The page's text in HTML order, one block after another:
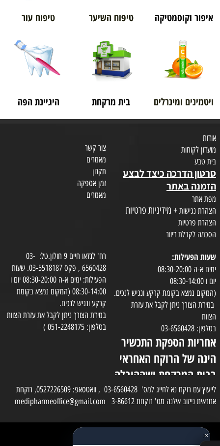
איפור וקוסמטיקה טיפוח השיער טיפוח עור
ויטמינים ומינרלים בית מרקחת היגיינת הפה
אודות
מועדון לקוחות
בית טבע
סרטון הדרכה כיצד לבצע
הזמנה באתר
מפת אתר
הצהרת נגישות + מידיניות פרטיות
הצהרת פרטיות
הסכמה לקבלת דיוור
צור קשר
מאמרים
תקנון
זמן אספקה
מאמרים
שעות הפעילות:
ימים א-ה 08:30-20:00
יום ו 08:30-14:00
(המקום נמצא בקומת קרקע ונגיש לנכים.
במידת הצורך ניתן לקבל את עזרת
הצוות
בטלפון: 03-6560428
אחריות הספקת התכשיר
הינה של הרוקח האחראי
בבית המרקחת ושההובלה
בפועל תעשה בעזרת
השליח
רח' לנדאו חיים 9 חולון.טל: 03-
6560428 , פקס 03-5518187. שעות
הפעילות: ימים א-ה 08:30-20:00 יום ו
08:30-14:00 (המקום נמצא בקומת
קרקע ונגיש לנכים.
במידת הצורך ניתן לקבל את עזרת הצוות
בטלפון: 051-2248175 )
לייעוץ עם רוקח נא לחייג למס' 03-6560428 , וואטסאפ: 0527226509, רוקחת
אחראית נייזוב אילנה מס' רוקחת 3-86612 medipharmeoffice@gmail.com
✕×